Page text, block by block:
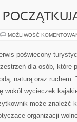
MOŻLIWOŚĆ
poświęcony
dla osób, które
naturą oraz ruchem.
wokół wycieczek
może znaleźć
organizacji